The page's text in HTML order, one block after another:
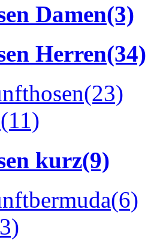
Damen(3)
Herren(34)
(23)
(11)
kurz(9)
(6)